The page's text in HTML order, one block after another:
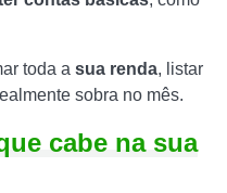
toda a sua renda, listar
sobra no mês.
cabe na sua